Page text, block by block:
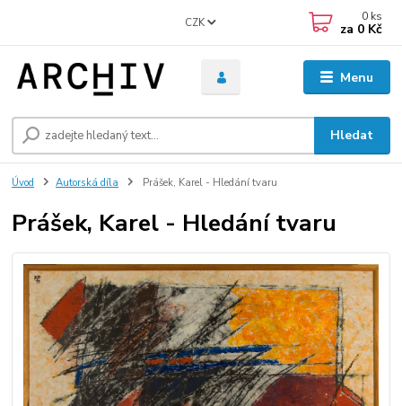
Menu
CZK
Hledat
0 ks
za 0 Kč
Úvod Autorská díla Prášek, Karel - Hledání tvaru
Prášek, Karel - Hledání tvaru